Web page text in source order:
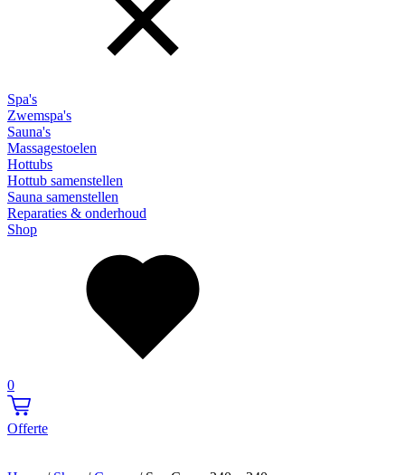
Spa's
Zwemspa's
Sauna's
Massagestoelen
Hottubs
Hottub samenstellen
Sauna samenstellen
Reparaties & onderhoud
Shop
0
Offerte